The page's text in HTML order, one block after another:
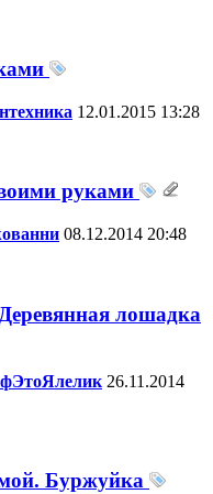
12.01.2015 13:28
руками
08.12.2014 20:48
лошадка
26.11.2014
Буржуйка